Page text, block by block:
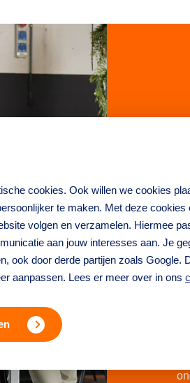
cookies. Ook willen we cookies
te maken. Met deze cookies
volgen en verzamelen. Hiermee
aan jouw interesses aan. Je
ook door derde partijen zoals Google.
aanpassen. Lees er meer over in ons